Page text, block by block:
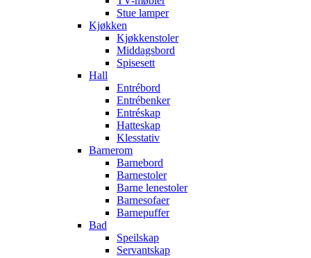
Stue lamper
Kjøkken
Kjøkkenstoler
Middagsbord
Spisesett
Hall
Entrébord
Entrébenker
Entréskap
Hatteskap
Klesstativ
Barnerom
Barnebord
Barnestoler
Barne lenestoler
Barnesofaer
Barnepuffer
Bad
Speilskap
Servantskap